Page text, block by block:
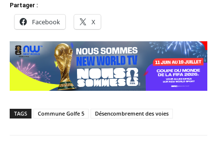
Partager :
Facebook X
TAGS Commune Golfe 5 Désencombrement des voies